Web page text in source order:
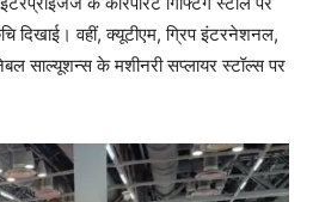
दिखाई। वहीं, क्यूटीएम, ग्रिप इंटरनेशनल,
साल्यूशन्स के मशीनरी सप्लायर स्टॉल्स पर